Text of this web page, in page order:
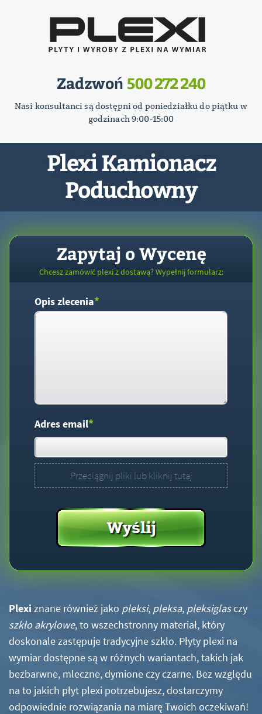
Zadzwoń 500 272 240
Nasi konsultanci są dostępni od poniedziałku do piątku w
godzinach 9:00-15:00
Plexi Kamionacz
Poduchowny
Zapytaj o Wycenę
Chcesz zamówić plexi z dostawą? Wypełnij formularz:
Opis zlecenia*
Adres email*
Przeciągnij pliki lub kliknij tutaj
Plexi znane również jako pleksi, pleksa, pleksiglasczy
szkło akrylowe, to wszechstronny materiał, który
doskonale zastępuje tradycyjne szkło. Płyty plexi na
wymiar dostępne są w różnych wariantach, takich jak
bezbarwne, mleczne, dymione czy czarne. Bez względu
na to jakich płyt plexi potrzebujesz, dostarczymy
odpowiednie rozwiązania na miarę Twoich oczekiwań!